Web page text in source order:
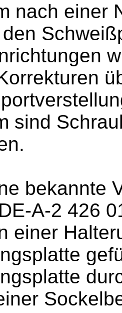
nach einer
sind
bekannte
A-2 426
einer